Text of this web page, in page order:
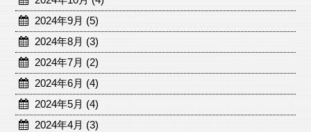
2024年9月 (5)
2024年8月 (3)
2024年7月 (2)
2024年6月 (4)
2024年5月 (4)
2024年4月 (3)